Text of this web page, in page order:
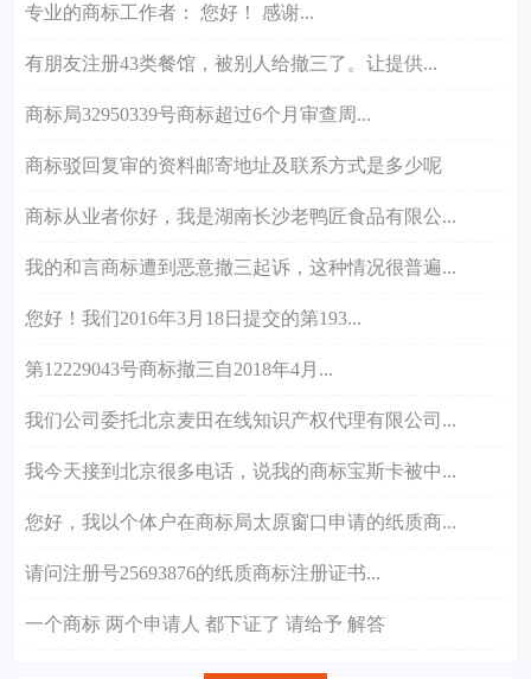
专业的商标工作者： 您好！ 感谢...
有朋友注册43类餐馆，被别人给撤三了。让提供...
商标局32950339号商标超过6个月审查周...
商标驳回复审的资料邮寄地址及联系方式是多少呢
商标从业者你好，我是湖南长沙老鸭匠食品有限公...
我的和言商标遭到恶意撤三起诉，这种情况很普遍...
您好！我们2016年3月18日提交的第193...
第12229043号商标撤三自2018年4月...
我们公司委托北京麦田在线知识产权代理有限公司...
我今天接到北京很多电话，说我的商标宝斯卡被中...
您好，我以个体户在商标局太原窗口申请的纸质商...
请问注册号25693876的纸质商标注册证书...
一个商标 两个申请人 都下证了 请给予 解答